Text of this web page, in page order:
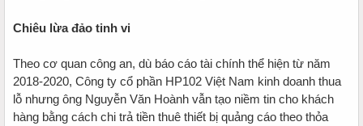
Chiêu lừa đảo tinh vi
Theo cơ quan công an, dù báo cáo tài chính thể hiện từ năm
2018-2020, Công ty cổ phần HP102 Việt Nam kinh doanh thua
lỗ nhưng ông Nguyễn Văn Hoành vẫn tạo niềm tin cho khách
hàng bằng cách chi trả tiền thuê thiết bị quảng cáo theo thỏa